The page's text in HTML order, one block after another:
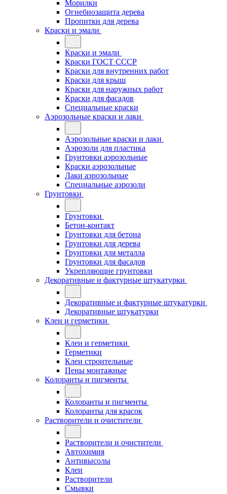
Морилки
Огнебиозащита дерева
Пропитки для дерева
Краски и эмали
Краски и эмали
Краски ГОСТ СССР
Краски для внутренних работ
Краски для крыш
Краски для наружных работ
Краски для фасадов
Специальные краски
Аэрозольные краски и лаки
Аэрозольные краски и лаки
Аэрозоли для пластика
Грунтовки аэрозольные
Краски аэрозольные
Лаки аэрозольные
Специальные аэрозоли
Грунтовки
Грунтовки
Бетон-контакт
Грунтовки для бетона
Грунтовки для дерева
Грунтовки для металла
Грунтовки для фасадов
Укрепляющие грунтовки
Декоративные и фактурные штукатурки
Декоративные и фактурные штукатурки
Декоративные штукатурки
Клеи и герметики
Клеи и герметики
Герметики
Клеи строительные
Пены монтажные
Колоранты и пигменты
Колоранты и пигменты
Колоранты для красок
Растворители и очистители
Растворители и очистители
Автохимия
Антивысолы
Клеи
Растворители
Смывки